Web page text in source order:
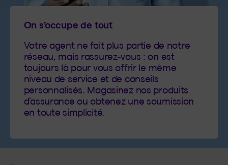
On s’occupe de tout
Votre agent ne fait plus partie de notre
réseau, mais rassurez-vous : on est
toujours là pour vous offrir le même
niveau de service et de conseils
personnalisés. Magasinez nos produits
d’assurance ou obtenez une soumission
en toute simplicité.